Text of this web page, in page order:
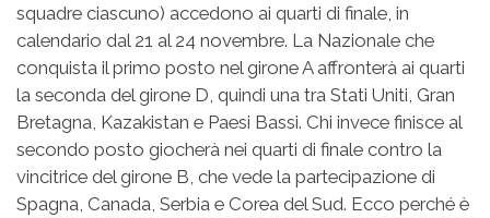
squadre ciascuno) accedono ai quarti di finale, in
calendario dal 21 al 24 novembre. La Nazionale che
conquista il primo posto nel girone A affronterà ai quarti
la seconda del girone D, quindi una tra Stati Uniti, Gran
Bretagna, Kazakistan e Paesi Bassi. Chi invece finisce al
secondo posto giocherà nei quarti di finale contro la
vincitrice del girone B, che vede la partecipazione di
Spagna, Canada, Serbia e Corea del Sud. Ecco perché è